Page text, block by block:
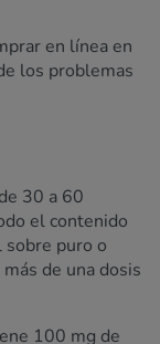
en línea en
los problemas
30 a 60
el contenido
puro o
de una dosis
100 mg de